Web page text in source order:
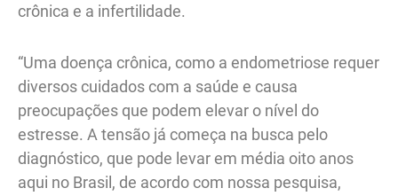
crônica e a infertilidade.
“Uma doença crônica, como a endometriose requer
diversos cuidados com a saúde e causa
preocupações que podem elevar o nível do
estresse. A tensão já começa na busca pelo
diagnóstico, que pode levar em média oito anos
aqui no Brasil, de acordo com nossa pesquisa,